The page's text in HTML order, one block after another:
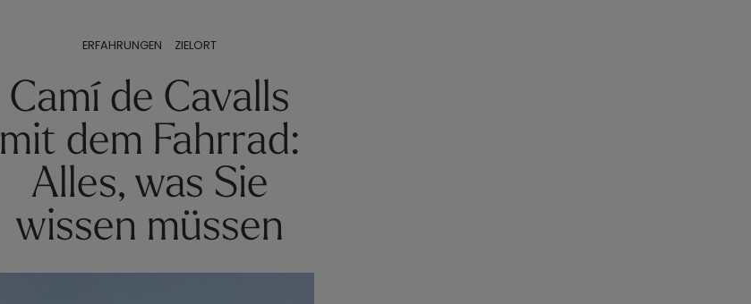
ERFAHRUNGEN ZIELORT
Camí de Cavalls
mit dem Fahrrad:
Alles, was Sie
wissen müssen